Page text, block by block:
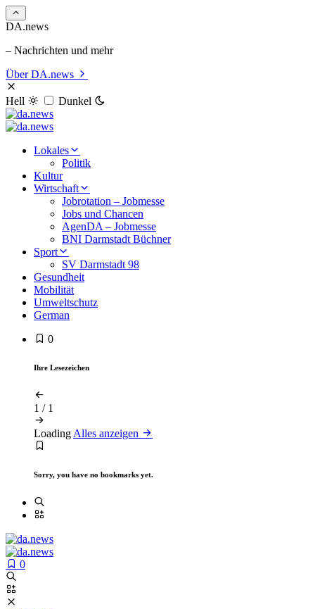
DA.news
– Nachrichten und mehr
Über DA.news
Hell Dunkel
Lokales
Politik
Kultur
Wirtschaft
Jobrotation – Jobmesse
Jobs und Chancen
AgenDA – Jobmesse
BNI Darmstadt Büchner
Sport
SV Darmstadt 98
Gesundheit
Mobilität
Umweltschutz
German
0
Ihre Lesezeichen
1 / 1
Loading Alles anzeigen
Sorry, you have no bookmarks yet.
0